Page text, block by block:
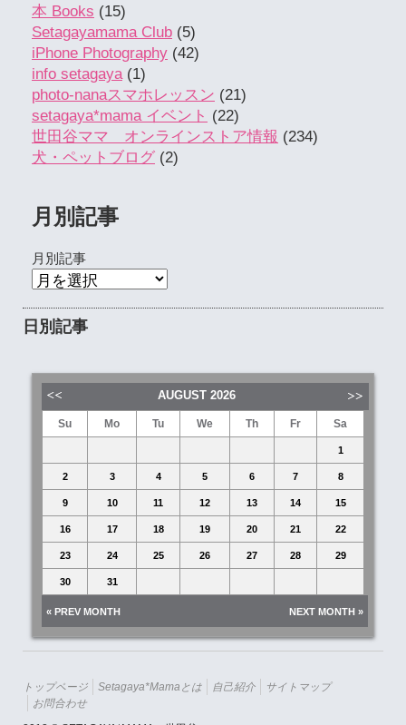
本 Books (15)
Setagayamama Club (5)
iPhone Photography (42)
info setagaya(1)
photo-nanaスマホレッスン (21)
setagaya*mama イベント (22)
世田谷ママ オンラインストア情報 (234)
犬・ペットブログ (2)
月別記事
月別記事
日別記事
AUGUST 2026
Su Mo Tu We Th Fr Sa
1
2 3 4 5 6 7 8
9 10 11 12 13 14 15
16 17 18 19 20 21 22
23 24 25 26 27 28 29
30 31
« PREV MONTH NEXT MONTH »
トップページ Setagaya*mamaとは 自己紹介
サイトマップ
お問合わせ